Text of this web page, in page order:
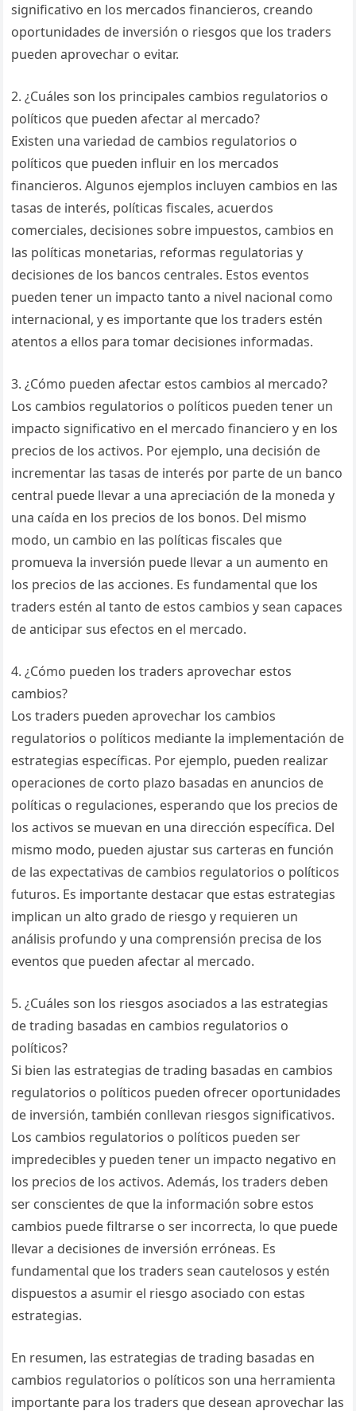
significativo en los mercados financieros, creando
oportunidades de inversión o riesgos que los traders
pueden aprovechar o evitar.
2. ¿Cuáles son los principales cambios regulatorios o
políticos que pueden afectar al mercado?
Existen una variedad de cambios regulatorios o
políticos que pueden influir en los mercados
financieros. Algunos ejemplos incluyen cambios en las
tasas de interés, políticas fiscales, acuerdos
comerciales, decisiones sobre impuestos, cambios en
las políticas monetarias, reformas regulatorias y
decisiones de los bancos centrales. Estos eventos
pueden tener un impacto tanto a nivel nacional como
internacional, y es importante que los traders estén
atentos a ellos para tomar decisiones informadas.
3. ¿Cómo pueden afectar estos cambios al mercado?
Los cambios regulatorios o políticos pueden tener un
impacto significativo en el mercado financiero y en los
precios de los activos. Por ejemplo, una decisión de
incrementar las tasas de interés por parte de un banco
central puede llevar a una apreciación de la moneda y
una caída en los precios de los bonos. Del mismo
modo, un cambio en las políticas fiscales que
promueva la inversión puede llevar a un aumento en
los precios de las acciones. Es fundamental que los
traders estén al tanto de estos cambios y sean capaces
de anticipar sus efectos en el mercado.
4. ¿Cómo pueden los traders aprovechar estos
cambios?
Los traders pueden aprovechar los cambios
regulatorios o políticos mediante la implementación de
estrategias específicas. Por ejemplo, pueden realizar
operaciones de corto plazo basadas en anuncios de
políticas o regulaciones, esperando que los precios de
los activos se muevan en una dirección específica. Del
mismo modo, pueden ajustar sus carteras en función
de las expectativas de cambios regulatorios o políticos
futuros. Es importante destacar que estas estrategias
implican un alto grado de riesgo y requieren un
análisis profundo y una comprensión precisa de los
eventos que pueden afectar al mercado.
5. ¿Cuáles son los riesgos asociados a las estrategias
de trading basadas en cambios regulatorios o
políticos?
Si bien las estrategias de trading basadas en cambios
regulatorios o políticos pueden ofrecer oportunidades
de inversión, también conllevan riesgos significativos.
Los cambios regulatorios o políticos pueden ser
impredecibles y pueden tener un impacto negativo en
los precios de los activos. Además, los traders deben
ser conscientes de que la información sobre estos
cambios puede filtrarse o ser incorrecta, lo que puede
llevar a decisiones de inversión erróneas. Es
fundamental que los traders sean cautelosos y estén
dispuestos a asumir el riesgo asociado con estas
estrategias.
En resumen, las estrategias de trading basadas en
cambios regulatorios o políticos son una herramienta
importante para los traders que desean aprovechar las